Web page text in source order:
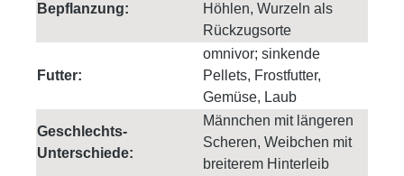
Bepflanzung:
Höhlen, Wurzeln als
Rückzugsorte
Futter:
omnivor; sinkende
Pellets, Frostfutter,
Gemüse, Laub
Geschlechts-
Unterschiede:
Männchen mit längeren
Scheren, Weibchen mit
breiterem Hinterleib